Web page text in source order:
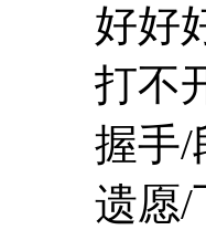
好好好
打不开
握手/
遗愿/